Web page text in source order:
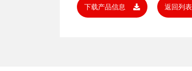
下载产品信息 返回列表